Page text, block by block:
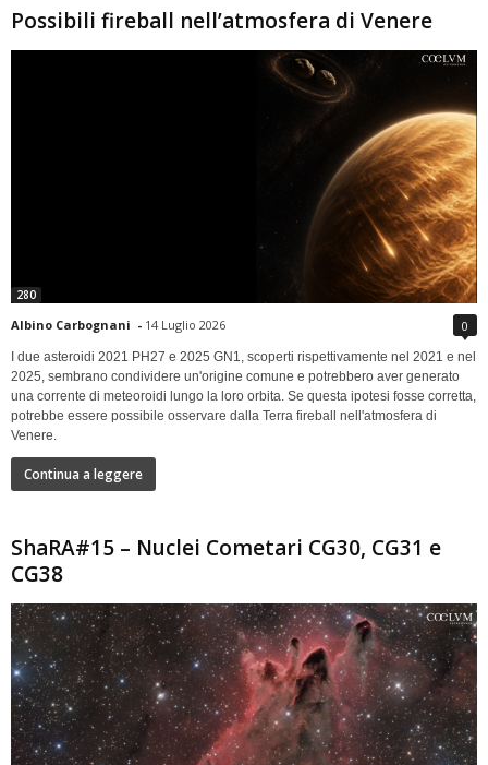
Possibili fireball nell’atmosfera di Venere
280
Albino Carbognani - 14 Luglio 2026 0
I due asteroidi 2021 PH27 e 2025 GN1, scoperti rispettivamente nel 2021 e nel
2025, sembrano condividere un'origine comune e potrebbero aver generato
una corrente di meteoroidi lungo la loro orbita. Se questa ipotesi fosse corretta,
potrebbe essere possibile osservare dalla Terra fireball nell'atmosfera di
Venere.
Continua a leggere
ShaRA#15 – Nuclei Cometari CG30, CG31 e
CG38